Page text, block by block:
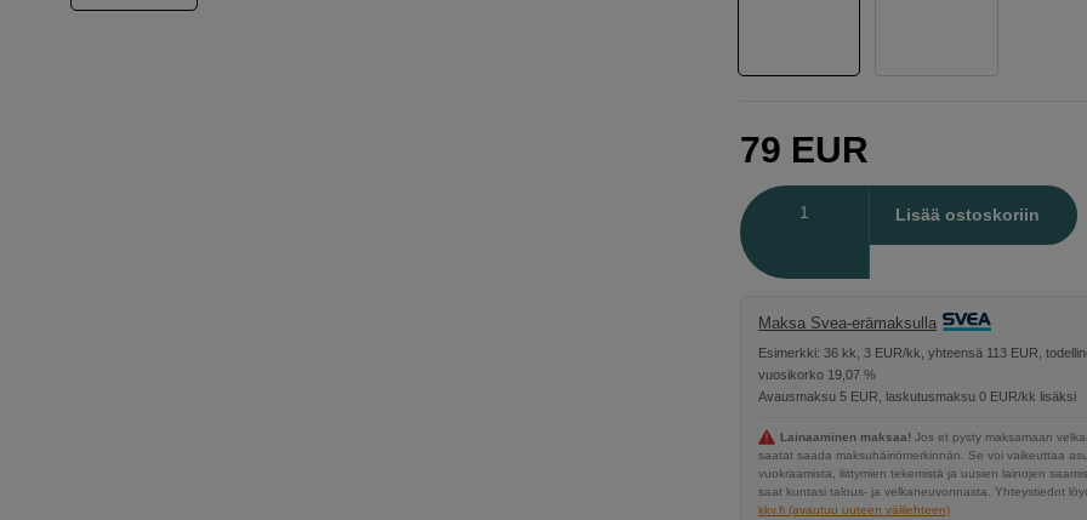
79 EUR
Lisää ostoskoriin
Maksa Svea-erämaksulla
Esimerkki: 36 kk, 3 EUR/kk, yhteensä 113 EUR,
vuosikorko 19,07 %
Avausmaksu 5 EUR, laskutusmaksu 0 EUR/kk lisäksi
Lainaaminen maksaa! Jos et pysty maksamaan
saatat saada maksuhäiriömerkinnän. Se voi vaikeuttaa
vuokraamista, liittymien tekemistä ja uusien lainojen
saat kuntasi talous- ja velkaneuvonnasta. Yhteystiedot
kkv.fi (avautuu uuteen välilehteen)